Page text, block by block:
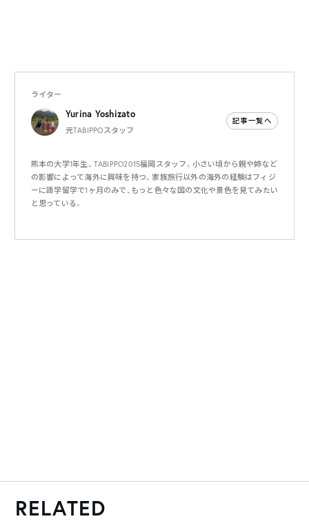
ライター
Yurina Yoshizato
元TABIPPOスタッフ
記事一覧へ
熊本の大学1年生。TABIPPO2015福岡スタッフ。小さい頃から親や姉など
の影響によって海外に興味を持つ。家族旅行以外の海外の経験はフィジ
ーに語学留学で1ヶ月のみで、もっと色々な国の文化や景色を見てみたい
と思っている。
RELATED